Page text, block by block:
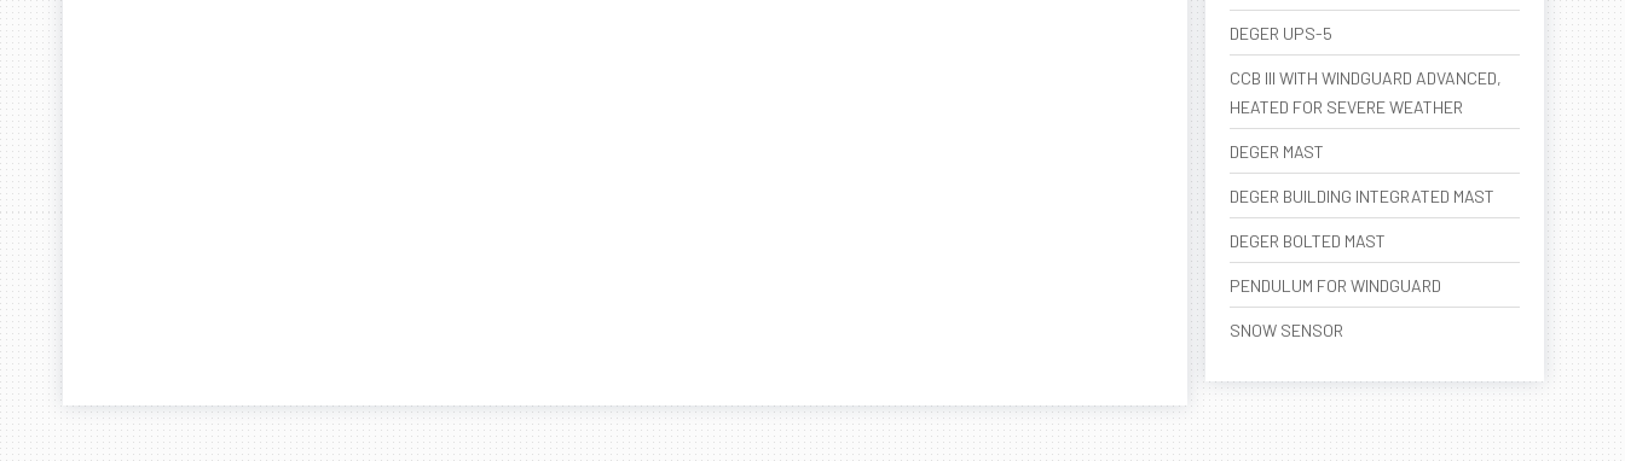
DEGER UPS-5
CCB III WITH WINDGUARD ADVANCED,
HEATED FOR SEVERE WEATHER
DEGER MAST
DEGER BUILDING INTEGRATED MAST
DEGER BOLTED MAST
PENDULUM FOR WINDGUARD
SNOW SENSOR